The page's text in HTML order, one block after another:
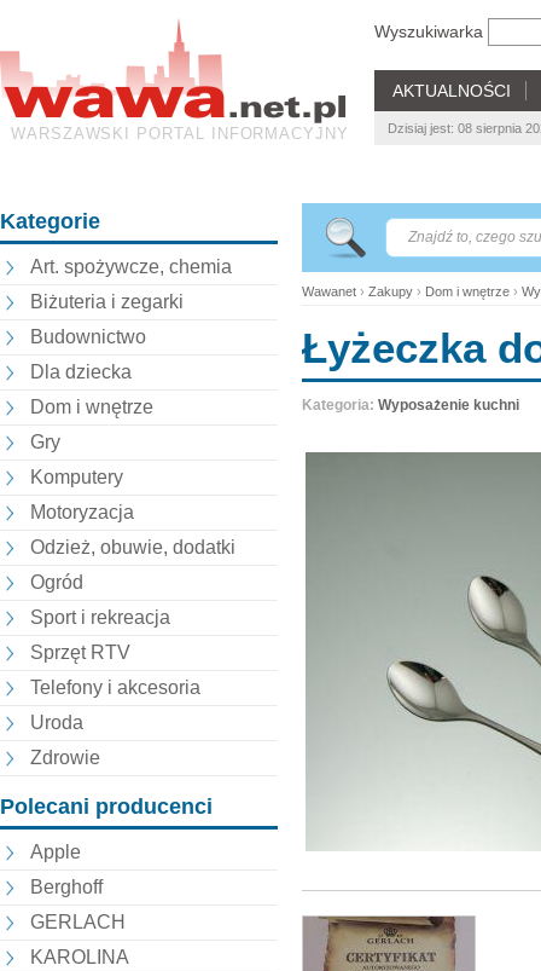
WARSZAWSKI PORTAL INFORMACYJNY
Wyszukiwarka
AKTUALNOŚCI
Dzisiaj jest: 08 sierpnia
Kategorie
Art. spożywcze, chemia
Biżuteria i zegarki
Budownictwo
Dla dziecka
Dom i wnętrze
Gry
Komputery
Motoryzacja
Odzież, obuwie, dodatki
Ogród
Sport i rekreacja
Sprzęt RTV
Telefony i akcesoria
Uroda
Zdrowie
Polecani producenci
Apple
Berghoff
GERLACH
KAROLINA
Wawanet › Zakupy › Dom i wnętrze ›
Łyżeczka
Kategoria: Wyposażenie kuchni